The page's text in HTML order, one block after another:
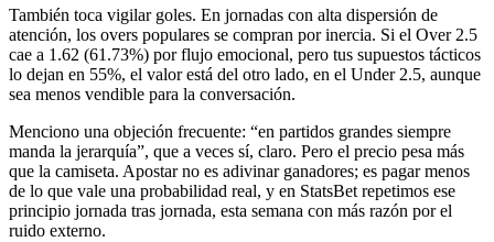
También toca vigilar goles. En jornadas con alta dispersión de
atención, los overs populares se compran por inercia. Si el Over 2.5
cae a 1.62 (61.73%) por flujo emocional, pero tus supuestos tácticos
lo dejan en 55%, el valor está del otro lado, en el Under 2.5, aunque
sea menos vendible para la conversación.
Menciono una objeción frecuente: “en partidos grandes siempre
manda la jerarquía”, que a veces sí, claro. Pero el precio pesa más
que la camiseta. Apostar no es adivinar ganadores; es pagar menos
de lo que vale una probabilidad real, y en StatsBet repetimos ese
principio jornada tras jornada, esta semana con más razón por el
ruido externo.